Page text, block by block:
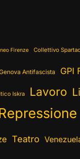
Firenze Collettivo
Antifascista GPI
Iskra Lavoro
Teatro